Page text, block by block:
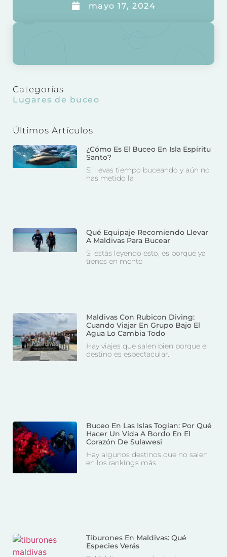
mayo 17, 2024
Categorías
Lugares de buceo
Últimos Artículos
¿Cómo Es El Buceo En Isla Espíritu
Santo?
Si llevas tiempo buceando y aún no
has metido la
Qué Equipaje Recomiendo Llevar
A Maldivas Para Bucear
Si estás leyendo esto, es porque ya
tienes en mente
Maldivas Con Rubicon Diving:
Cuando Viajar En Grupo Bajo El
Agua Lo Cambia Todo
Hay viajes que salen bien porque el
destino es espectacular.
Buceo En Las Islas Togian: Por Qué
Hacer Un Vida A Bordo En El
Corazón De Sulawesi
Hay algunos destinos que no salen
en los rankings más
Tiburones En Maldivas: Qué
Especies Verás